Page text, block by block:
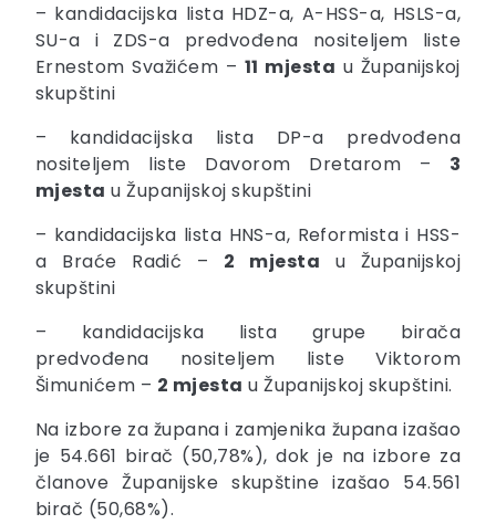
– kandidacijska lista HDZ-a, A-HSS-a, HSLS-a,
SU-a i ZDS-a predvođena nositeljem liste
Ernestom Svažićem – 11 mjesta u Županijskoj
skupštini
– kandidacijska lista DP-a predvođena
nositeljem liste Davorom Dretarom – 3
mjesta u Županijskoj skupštini
– kandidacijska lista HNS-a, Reformista i HSS-
a Braće Radić – 2 mjesta u Županijskoj
skupštini
– kandidacijska lista grupe birača
predvođena nositeljem liste Viktorom
Šimunićem – 2 mjesta u Županijskoj skupštini.
Na izbore za župana i zamjenika župana izašao
je 54.661 birač (50,78%), dok je na izbore za
članove Županijske skupštine izašao 54.561
birač (50,68%).